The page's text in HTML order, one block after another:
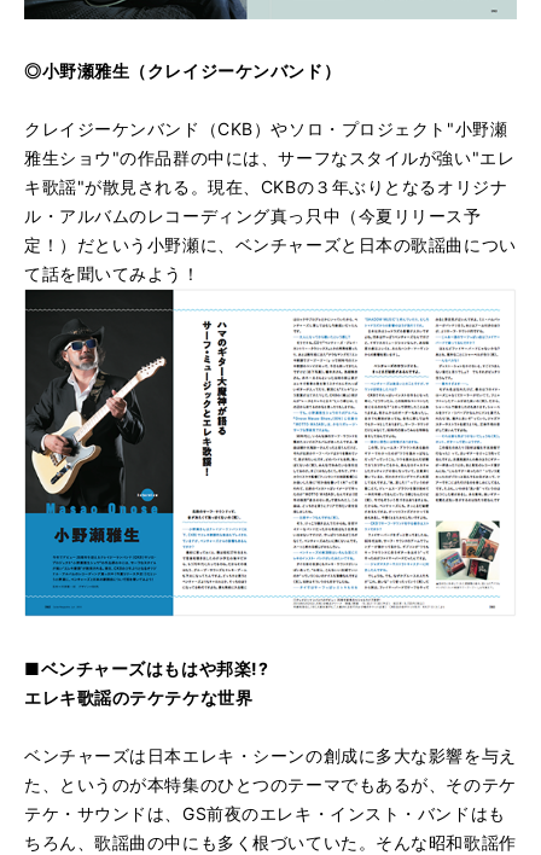
◎小野瀬雅生（クレイジーケンバンド）
クレイジーケンバンド（CKB）やソロ・プロジェクト"小野瀬
雅生ショウ"の作品群の中には、サーフなスタイルが強い"エレ
キ歌謡"が散見される。現在、CKBの３年ぶりとなるオリジナ
ル・アルバムのレコーディング真っ只中（今夏リリース予
定！）だという小野瀬に、ベンチャーズと日本の歌謡曲につい
て話を聞いてみよう！
■ベンチャーズはもはや邦楽!?
エレキ歌謡のテケテケな世界
ベンチャーズは日本エレキ・シーンの創成に多大な影響を与え
た、というのが本特集のひとつのテーマでもあるが、そのテケ
テケ・サウンドは、GS前夜のエレキ・インスト・バンドはも
ちろん、歌謡曲の中にも多く根づいていた。そんな昭和歌謡作